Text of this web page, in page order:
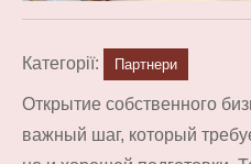
Категорії: Партнери
Открытие собственного
важный шаг, который